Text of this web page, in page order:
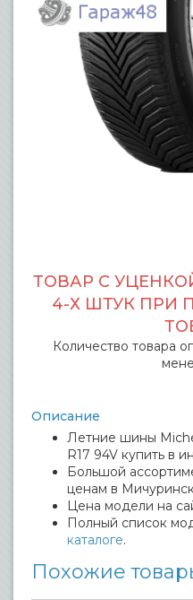
ТОВАР С
4-Х ШТУК ПРИ
Количество товара
Описание
Летние шины
R17 94V купить в
Большой
ценам в
Цена модели на
Полный список
каталоге.
Похожие